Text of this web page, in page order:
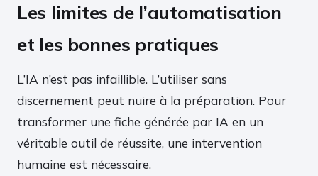
Les limites de l’automatisation
et les bonnes pratiques
L’IA n’est pas infaillible. L’utiliser sans
discernement peut nuire à la préparation. Pour
transformer une fiche générée par IA en un
véritable outil de réussite, une intervention
humaine est nécessaire.